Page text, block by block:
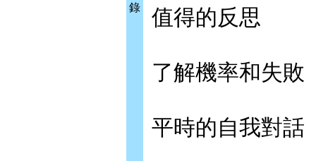
錄
值得的反思
了解機率和失敗
平時的自我對話